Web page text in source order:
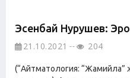
Эсенбай Нурушев:
21.10.2021 204
(“Айтматология: “Жамийла”